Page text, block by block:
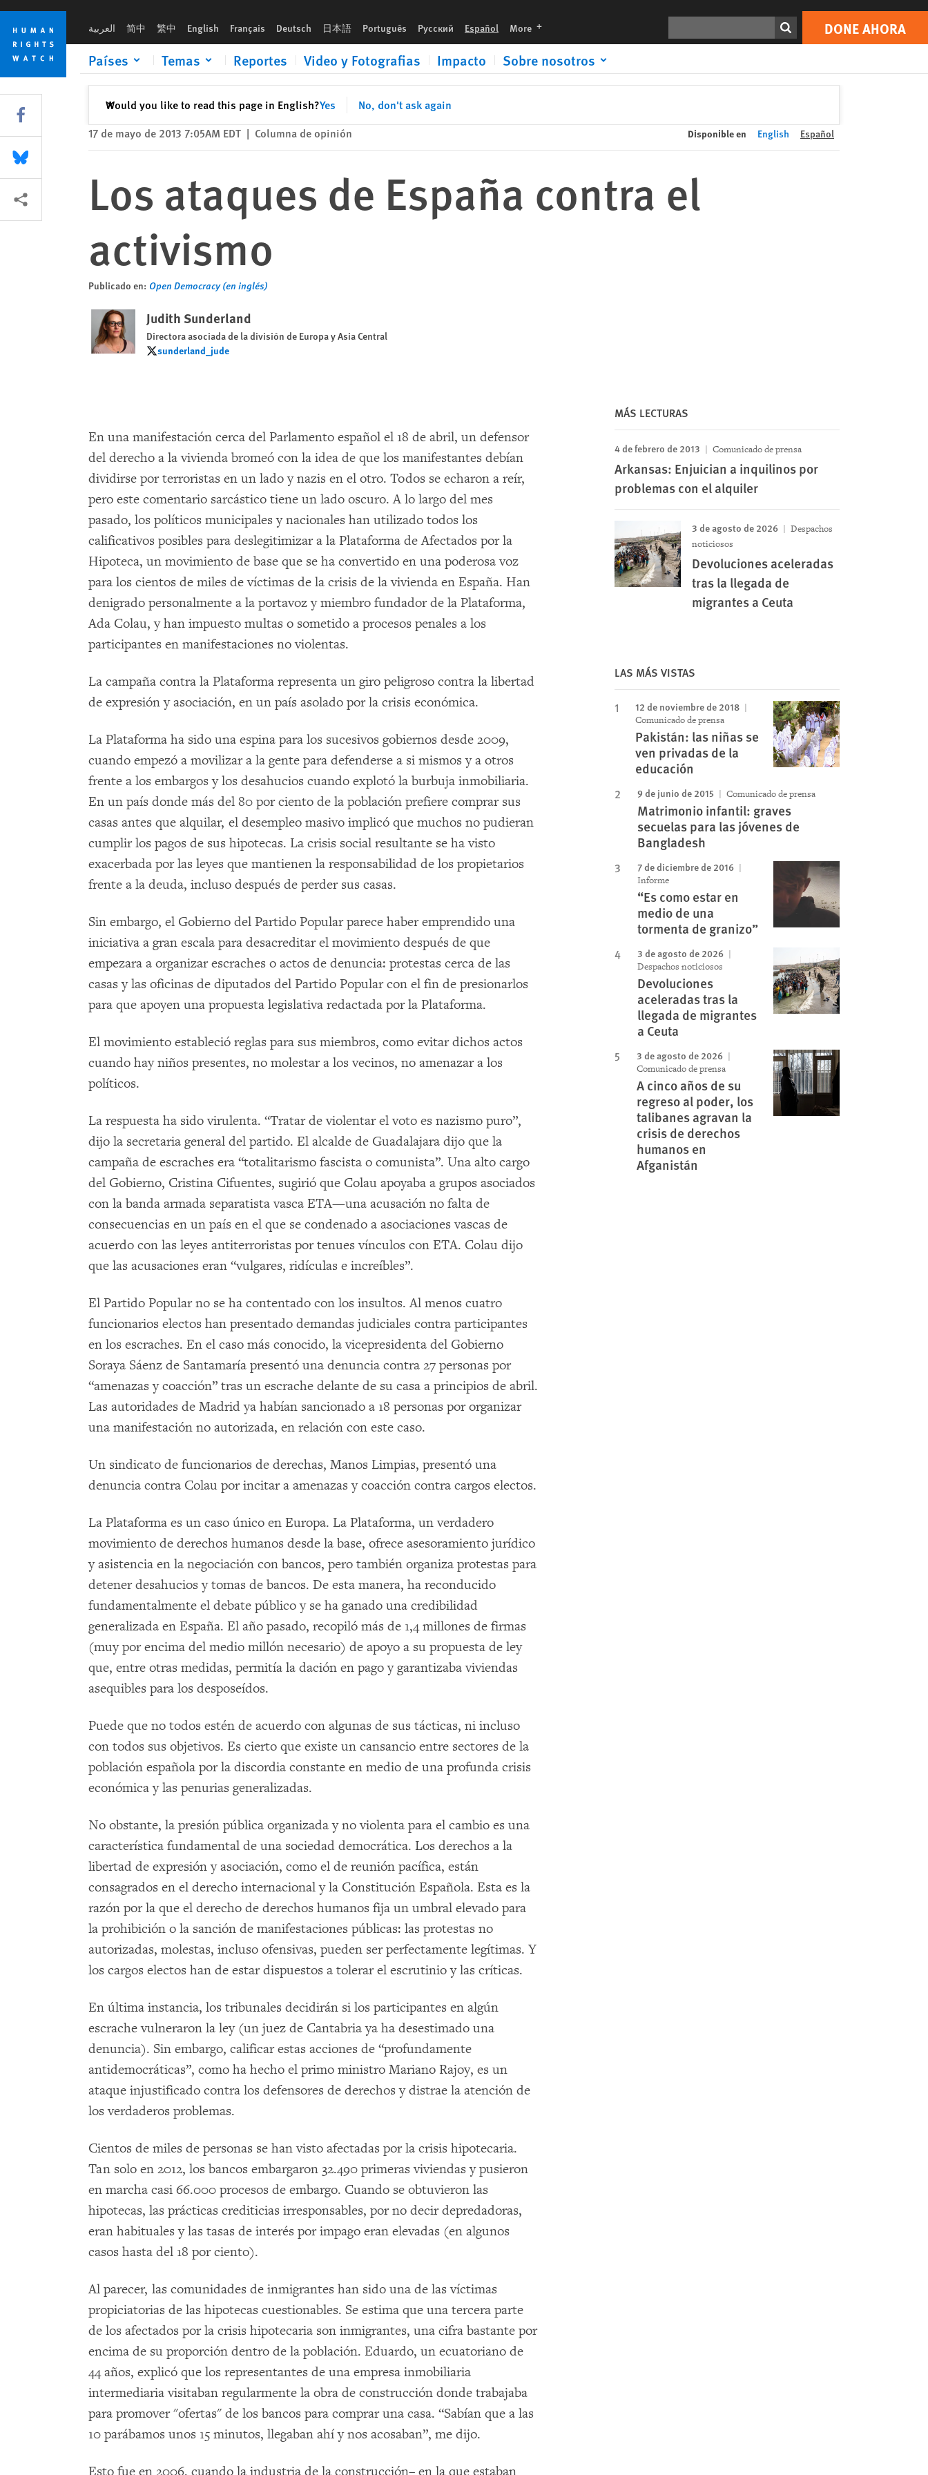
Skip
cookie
privacy
notice
Skip
main
content
العربية 简中 繁中 English Français Deutsch 日本語 Português Русский Español More languages DONE AHORA
Países Temas Reportes Video y Fotografias Impacto Sobre nosotros
Would you like to read this page in English?Yes No, don't ask again
✕Cerrar
Print DONE AHORA
17 de mayo de 2013 7:05AM EDT | Columna de opinión Disponible en English Español
Los ataques de España contra el
activismo
Publicado en: Open Democracy (en inglés)
Judith Sunderland
Directora asociada de la división de Europa y Asia Central
sunderland_jude
sunderland_jude
En una manifestación cerca del Parlamento español el 18 de abril, un defensor
del derecho a la vivienda bromeó con la idea de que los manifestantes debían
dividirse por terroristas en un lado y nazis en el otro. Todos se echaron a reír,
pero este comentario sarcástico tiene un lado oscuro. A lo largo del mes
pasado, los políticos municipales y nacionales han utilizado todos los
calificativos posibles para deslegitimizar a la Plataforma de Afectados por la
Hipoteca, un movimiento de base que se ha convertido en una poderosa voz
para los cientos de miles de víctimas de la crisis de la vivienda en España. Han
denigrado personalmente a la portavoz y miembro fundador de la Plataforma,
Ada Colau, y han impuesto multas o sometido a procesos penales a los
participantes en manifestaciones no violentas.
La campaña contra la Plataforma representa un giro peligroso contra la libertad
de expresión y asociación, en un país asolado por la crisis económica.
La Plataforma ha sido una espina para los sucesivos gobiernos desde 2009,
cuando empezó a movilizar a la gente para defenderse a si mismos y a otros
frente a los embargos y los desahucios cuando explotó la burbuja inmobiliaria.
En un país donde más del 80 por ciento de la población prefiere comprar sus
casas antes que alquilar, el desempleo masivo implicó que muchos no pudieran
cumplir los pagos de sus hipotecas. La crisis social resultante se ha visto
exacerbada por las leyes que mantienen la responsabilidad de los propietarios
frente a la deuda, incluso después de perder sus casas.
Sin embargo, el Gobierno del Partido Popular parece haber emprendido una
iniciativa a gran escala para desacreditar el movimiento después de que
empezara a organizar escraches o actos de denuncia: protestas cerca de las
casas y las oficinas de diputados del Partido Popular con el fin de presionarlos
para que apoyen una propuesta legislativa redactada por la Plataforma.
El movimiento estableció reglas para sus miembros, como evitar dichos actos
cuando hay niños presentes, no molestar a los vecinos, no amenazar a los
políticos.
La respuesta ha sido virulenta. “Tratar de violentar el voto es nazismo puro”,
dijo la secretaria general del partido. El alcalde de Guadalajara dijo que la
campaña de escraches era “totalitarismo fascista o comunista”. Una alto cargo
del Gobierno, Cristina Cifuentes, sugirió que Colau apoyaba a grupos asociados
con la banda armada separatista vasca ETA—una acusación no falta de
consecuencias en un país en el que se condenado a asociaciones vascas de
acuerdo con las leyes antiterroristas por tenues vínculos con ETA. Colau dijo
que las acusaciones eran “vulgares, ridículas e increíbles”.
El Partido Popular no se ha contentado con los insultos. Al menos cuatro
funcionarios electos han presentado demandas judiciales contra participantes
en los escraches. En el caso más conocido, la vicepresidenta del Gobierno
Soraya Sáenz de Santamaría presentó una denuncia contra 27 personas por
“amenazas y coacción” tras un escrache delante de su casa a principios de abril.
Las autoridades de Madrid ya habían sancionado a 18 personas por organizar
una manifestación no autorizada, en relación con este caso.
Un sindicato de funcionarios de derechas, Manos Limpias, presentó una
denuncia contra Colau por incitar a amenazas y coacción contra cargos electos.
La Plataforma es un caso único en Europa. La Plataforma, un verdadero
movimiento de derechos humanos desde la base, ofrece asesoramiento jurídico
y asistencia en la negociación con bancos, pero también organiza protestas para
detener desahucios y tomas de bancos. De esta manera, ha reconducido
fundamentalmente el debate público y se ha ganado una credibilidad
generalizada en España. El año pasado, recopiló más de 1,4 millones de firmas
(muy por encima del medio millón necesario) de apoyo a su propuesta de ley
que, entre otras medidas, permitía la dación en pago y garantizaba viviendas
asequibles para los desposeídos.
Puede que no todos estén de acuerdo con algunas de sus tácticas, ni incluso
con todos sus objetivos. Es cierto que existe un cansancio entre sectores de la
población española por la discordia constante en medio de una profunda crisis
económica y las penurias generalizadas.
No obstante, la presión pública organizada y no violenta para el cambio es una
característica fundamental de una sociedad democrática. Los derechos a la
libertad de expresión y asociación, como el de reunión pacífica, están
consagrados en el derecho internacional y la Constitución Española. Esta es la
razón por la que el derecho de derechos humanos fija un umbral elevado para
la prohibición o la sanción de manifestaciones públicas: las protestas no
autorizadas, molestas, incluso ofensivas, pueden ser perfectamente legítimas. Y
los cargos electos han de estar dispuestos a tolerar el escrutinio y las críticas.
En última instancia, los tribunales decidirán si los participantes en algún
escrache vulneraron la ley (un juez de Cantabria ya ha desestimado una
denuncia). Sin embargo, calificar estas acciones de “profundamente
antidemocráticas”, como ha hecho el primo ministro Mariano Rajoy, es un
ataque injustificado contra los defensores de derechos y distrae la atención de
los verdaderos problemas.
Cientos de miles de personas se han visto afectadas por la crisis hipotecaria.
Tan solo en 2012, los bancos embargaron 32.490 primeras viviendas y pusieron
en marcha casi 66.000 procesos de embargo. Cuando se obtuvieron las
hipotecas, las prácticas crediticias irresponsables, por no decir depredadoras,
eran habituales y las tasas de interés por impago eran elevadas (en algunos
casos hasta del 18 por ciento).
Al parecer, las comunidades de inmigrantes han sido una de las víctimas
propiciatorias de las hipotecas cuestionables. Se estima que una tercera parte
de los afectados por la crisis hipotecaria son inmigrantes, una cifra bastante por
encima de su proporción dentro de la población. Eduardo, un ecuatoriano de
44 años, explicó que los representantes de una empresa inmobiliaria
intermediaria visitaban regularmente la obra de construcción donde trabajaba
para promover "ofertas" de los bancos para comprar una casa. “Sabían que a las
10 parábamos unos 15 minutos, llegaban ahí y nos acosaban”, me dijo.
Esto fue en 2006, cuando la industria de la construcción– en la que estaban
MÁS LECTURAS
4 de febrero de 2013 Comunicado de prensa
Arkansas: Enjuician a inquilinos por
problemas con el alquiler
3 de agosto de 2026
Despachos
noticiosos
Devoluciones aceleradas
tras la llegada de
migrantes a Ceuta
LAS MÁS VISTAS
12 de noviembre de 2018
Comunicado de prensa
Pakistán: las niñas se
ven privadas de la
educación
9 de junio de 2015 Comunicado de prensa
Matrimonio infantil: graves
secuelas para las jóvenes de
Bangladesh
7 de diciembre de 2016
Informe
“Es como estar en
medio de una
tormenta de granizo”
3 de agosto de 2026
Despachos noticiosos
Devoluciones
aceleradas tras la
llegada de migrantes
a Ceuta
3 de agosto de 2026
Comunicado de prensa
A cinco años de su
regreso al poder, los
talibanes agravan la
crisis de derechos
humanos en
Afganistán
Share this via Facebook
Share this via Bluesky
Share this via Compartir